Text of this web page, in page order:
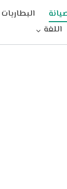
البطاريات
اللغة